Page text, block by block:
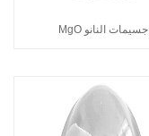
جسيمات النانو MgO